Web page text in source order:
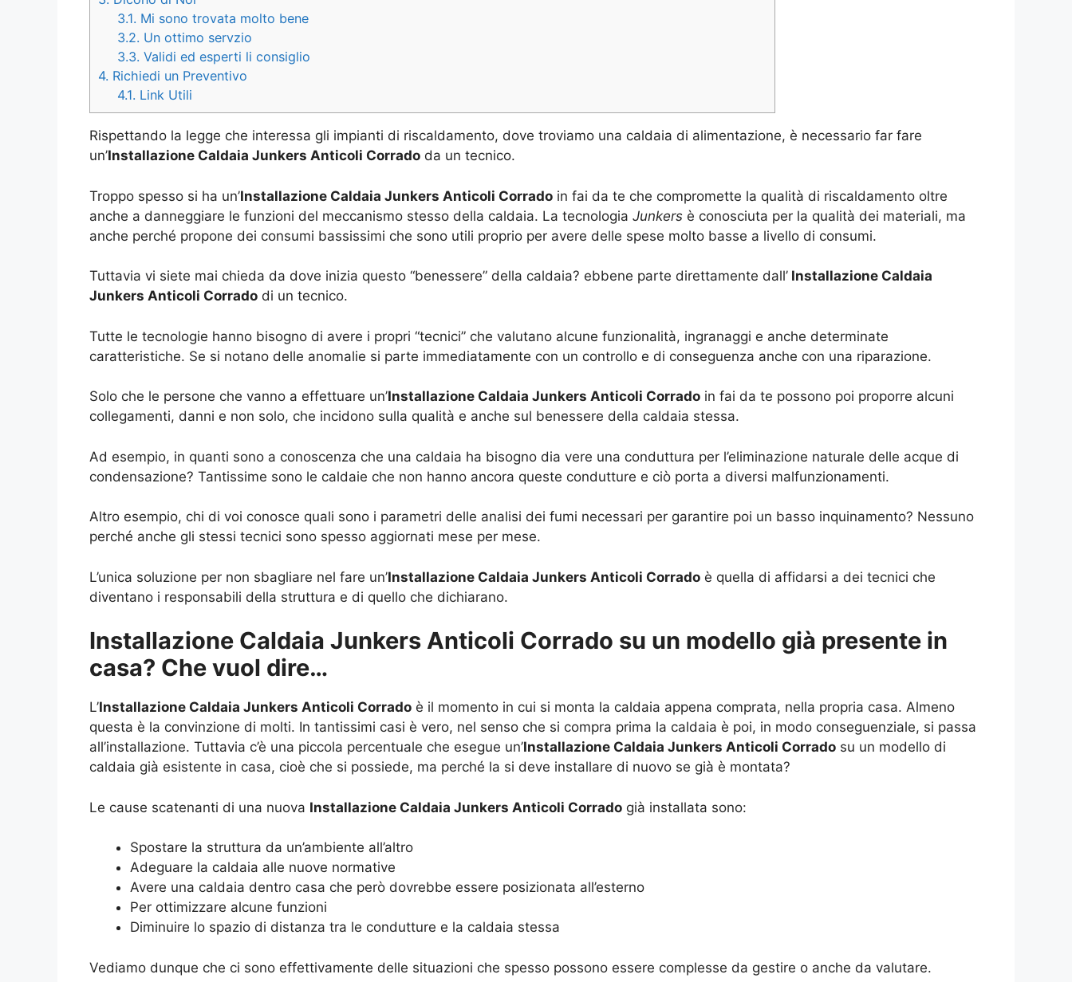
3.1. Mi sono trovata molto bene
3.2. Un ottimo servzio
3.3. Validi ed esperti li consiglio
4. Richiedi un Preventivo
4.1. Link Utili
Rispettando la legge che interessa gli impianti di riscaldamento, dove troviamo una caldaia di alimentazione, è necessario far fare
un’Installazione Caldaia Junkers Anticoli Corrado da un tecnico.
Troppo spesso si ha un’Installazione Caldaia Junkers Anticoli Corrado in fai da te che compromette la qualità di riscaldamento oltre
anche a danneggiare le funzioni del meccanismo stesso della caldaia. La tecnologia Junkers è conosciuta per la qualità dei materiali, ma
anche perché propone dei consumi bassissimi che sono utili proprio per avere delle spese molto basse a livello di consumi.
Tuttavia vi siete mai chieda da dove inizia questo “benessere” della caldaia? ebbene parte direttamente dall’ Installazione Caldaia
Junkers Anticoli Corrado di un tecnico.
Tutte le tecnologie hanno bisogno di avere i propri “tecnici” che valutano alcune funzionalità, ingranaggi e anche determinate
caratteristiche. Se si notano delle anomalie si parte immediatamente con un controllo e di conseguenza anche con una riparazione.
Solo che le persone che vanno a effettuare un’Installazione Caldaia Junkers Anticoli Corrado in fai da te possono poi proporre alcuni
collegamenti, danni e non solo, che incidono sulla qualità e anche sul benessere della caldaia stessa.
Ad esempio, in quanti sono a conoscenza che una caldaia ha bisogno dia vere una conduttura per l’eliminazione naturale delle acque di
condensazione? Tantissime sono le caldaie che non hanno ancora queste condutture e ciò porta a diversi malfunzionamenti.
Altro esempio, chi di voi conosce quali sono i parametri delle analisi dei fumi necessari per garantire poi un basso inquinamento? Nessuno
perché anche gli stessi tecnici sono spesso aggiornati mese per mese.
L’unica soluzione per non sbagliare nel fare un’Installazione Caldaia Junkers Anticoli Corrado è quella di affidarsi a dei tecnici che
diventano i responsabili della struttura e di quello che dichiarano.
Installazione Caldaia Junkers Anticoli Corrado su un modello già presente in
casa? Che vuol dire…
L’Installazione Caldaia Junkers Anticoli Corrado è il momento in cui si monta la caldaia appena comprata, nella propria casa. Almeno
questa è la convinzione di molti. In tantissimi casi è vero, nel senso che si compra prima la caldaia è poi, in modo conseguenziale, si passa
all’installazione. Tuttavia c’è una piccola percentuale che esegue un’Installazione Caldaia Junkers Anticoli Corrado su un modello di
caldaia già esistente in casa, cioè che si possiede, ma perché la si deve installare di nuovo se già è montata?
Le cause scatenanti di una nuova Installazione Caldaia Junkers Anticoli Corrado già installata sono:
Spostare la struttura da un’ambiente all’altro
Adeguare la caldaia alle nuove normative
Avere una caldaia dentro casa che però dovrebbe essere posizionata all’esterno
Per ottimizzare alcune funzioni
Diminuire lo spazio di distanza tra le condutture e la caldaia stessa
Vediamo dunque che ci sono effettivamente delle situazioni che spesso possono essere complesse da gestire o anche da valutare.